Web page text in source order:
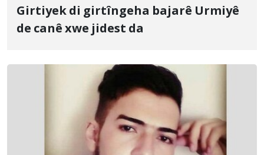
Girtiyek di girtîngeha bajarê Urmiyê
de canê xwe jidest da